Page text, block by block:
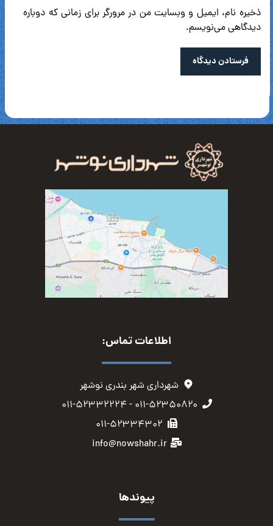
ذخیره نام، ایمیل و وبسایت من در مرورگر برای زمانی که دوباره
دیدگاهی می‌نویسم.
فرستادن دیدگاه
اطلاعات تماس:
شهرداری شهر بندری نوشهر
۰۱۱-۵۲۳۵۰۸۲۰ - ۰۱۱-۵۲۳۳۲۲۲۴
۰۱۱-۵۲۳۳۴۳۰۲
info@nowshahr.ir
پیوندها